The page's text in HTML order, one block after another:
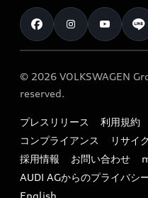
カタログ一覧
車検 / 定期点検
e-tronアフターサポート
myAudi
クオリティ
保証
メンテナンス
ファイナンス
キャンペーン / イベント
買取査定
お知らせ
オーナー様向けキャンペーン
特定整備適用車一覧
リサイクル法
よくある質問（FAQ）
© 2026 VOLKSWAGEN
reserved.
プレスリリース 利用規約
コンプライアンス
リサイ
採用情報
お問い合わせ
AUDI AGからのプライバシ
English